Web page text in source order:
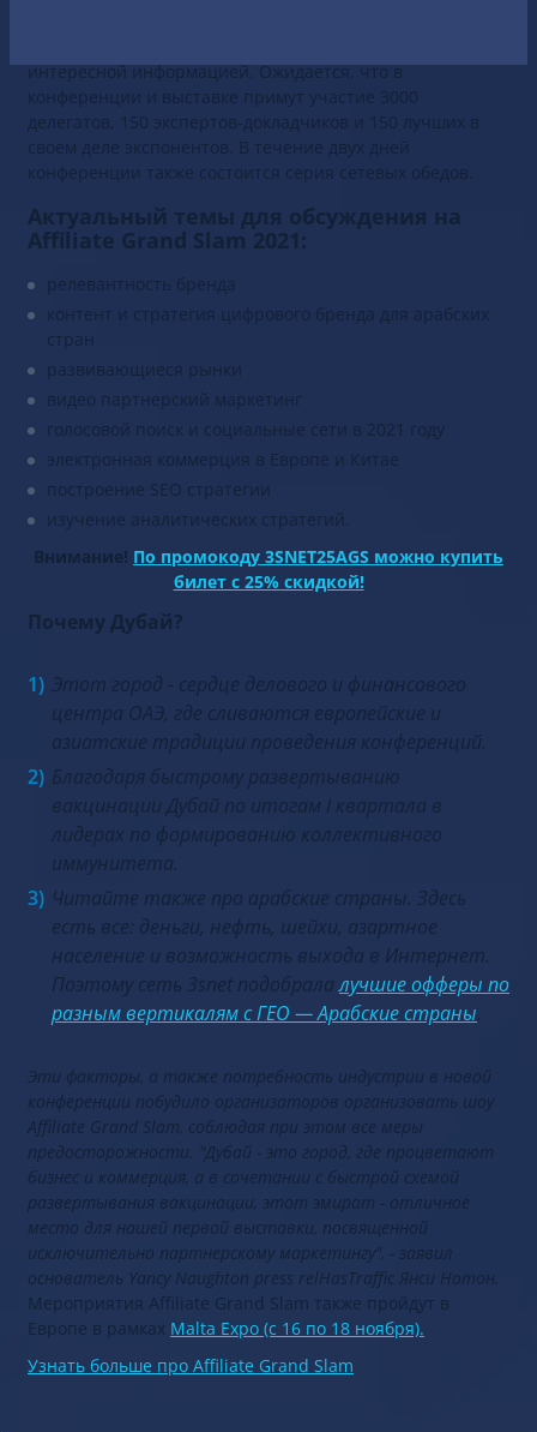
интересной информацией. Ожидается, что в
конференции и выставке примут участие 3000
делегатов, 150 экспертов-докладчиков и 150 лучших в
своем деле экспонентов. В течение двух дней
конференции также состоится серия сетевых обедов.
Актуальный темы для обсуждения на
Affiliate Grand Slam 2021:
релевантность бренда
контент и стратегия цифрового бренда для арабских
стран
развивающиеся рынки
видео партнерский маркетинг
голосовой поиск и социальные сети в 2021 году
электронная коммерция в Европе и Китае
построение SEO стратегии
изучение аналитических стратегий.
Внимание! По промокоду 3SNET25AGS можно купить
билет с 25% скидкой!
Почему Дубай?
Этот город - сердце делового и финансового
центра ОАЭ, где сливаются европейские и
азиатские традиции проведения конференций.
Благодаря быстрому развертыванию
вакцинации Дубай по итогам I квартала в
лидерах по формированию коллективного
иммунитета.
Читайте также про арабские страны. Здесь
есть все: деньги, нефть, шейхи, азартное
население и возможность выхода в Интернет.
Поэтому сеть 3snet подобралалучшие офферы по
разным вертикалям с ГЕО — Арабские страны.
Эти факторы, а также потребность индустрии в новой
конференции побудило организаторов организовать шоу
Affiliate Grand Slam, соблюдая при этом все меры
предосторожности. "Дубай - это город, где процветают
бизнес и коммерция, а в сочетании с быстрой схемой
развертывания вакцинации, этот эмират - отличное
место для нашей первой выставки, посвященной
исключительно партнерскому маркетингу", - заявил
основатель Yancy Naughton press relHasTraffic Янси Нотон.
Мероприятия Affiliate Grand Slam также пройдут в
Европе в рамках Malta Expo (с 16 по 18 ноября).
Узнать больше про Affiliate Grand Slam